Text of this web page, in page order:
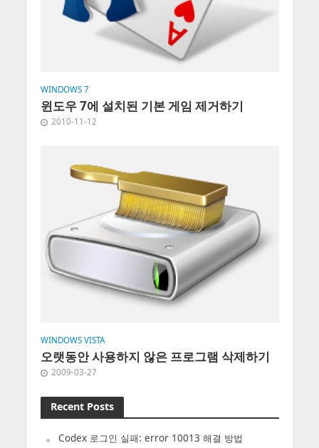
WINDOWS 7
윈도우 7에 설치된 기본 게임 제거하기
2010-11-12
WINDOWS VISTA
오랫동안 사용하지 않은 프로그램 삭제하기
2009-03-27
Recent Posts
Codex 로그인 실패: error 10013 해결 방법